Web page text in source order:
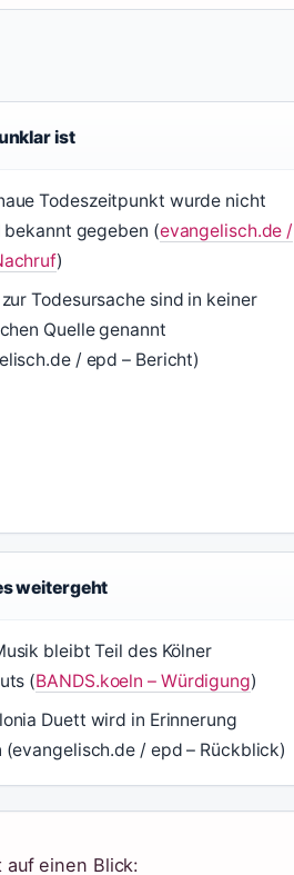
ist
Todeszeitpunkt wurde nicht
gegeben (evangelisch.de /
)
Todesursache sind in keiner
Quelle genannt
/ epd – Bericht)
weitergeht
bleibt Teil des Kölner
(BANDS.koeln – Würdigung)
Duett wird in Erinnerung
(evangelisch.de / epd – Rückblick)
auf einen Blick: